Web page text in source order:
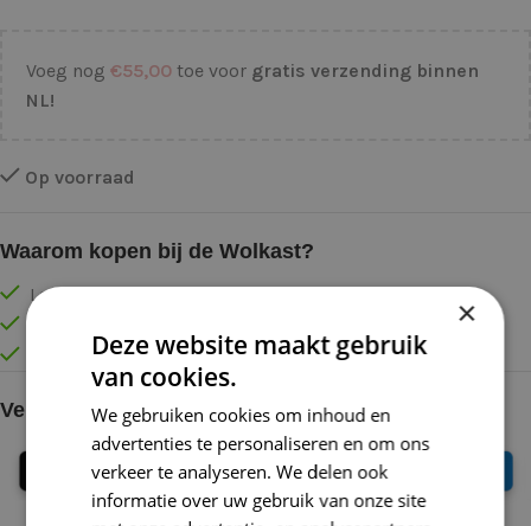
Voeg nog €55,00 toe voor gratis verzending binnen
NL!
Op voorraad
Waarom kopen bij de Wolkast?
Lage verzendkosten vanaf € 4,99 binnen NL
Gratis verzonden vanaf €55,-
Vóór 16:30 besteld = Zelfde (werk)dag verzonden
Veilig online betalen
×
Deze website maakt gebruik
van cookies.
We gebruiken cookies om inhoud en
advertenties te personaliseren en om ons
verkeer te analyseren. We delen ook
informatie over uw gebruik van onze site